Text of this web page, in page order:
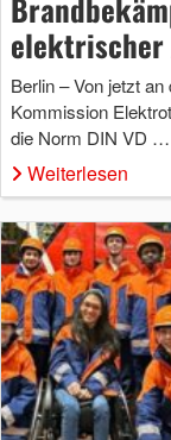
elektrischer
Berlin – Von jetzt
Kommission
die Norm DIN VD …
Weiterlesen